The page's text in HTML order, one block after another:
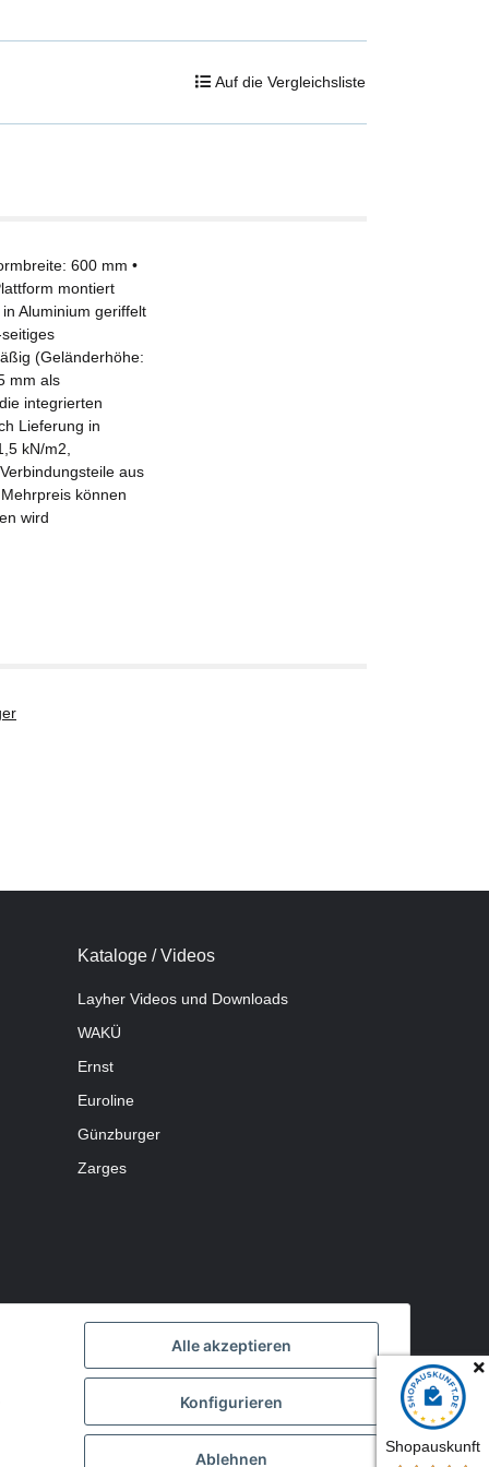
Shopauskunft
Auf die Vergleichsliste
600 mm •
montiert
Aluminium geriffelt
(Geländerhöhe:
mm als
integrierten
Lieferung in
kN/m2,
aus
können
wird
Kataloge / Videos
Layher Videos und Downloads
WAKÜ
Ernst
Euroline
Günzburger
Zarges
Alle akzeptieren
Konfigurieren
Ablehnen